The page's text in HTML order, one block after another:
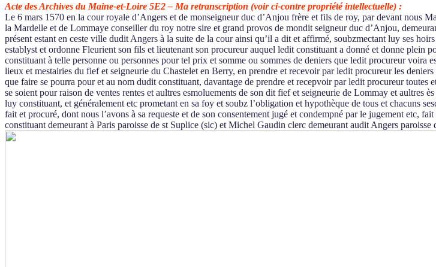
Acte des Archives du Maine-et-Loire 5E2 – Ma retranscription (voir ci-contre propriété intellectuelle) :
Le 6 mars 1570 en la cour royale d’Angers et de monseigneur duc d’Anjou frère et fils de roy, par devant nous
la Mardelle et de Lommaye conseiller du roy notre sire et grand provos de mondit seigneur duc d’Anjou,
présent estant en ceste ville dudit Angers à la suite de la cour ainsi qu’il a dit et affirmé, soubzmectant luy ses
establyst et ordonne Fleurient son fils et lieutenant son procureur auquel ledit constituant a donné et donne plein
constituant à telle personne ou personnes pour tel prix et somme ou sommes de deniers que ledit procureur voira
lieux et mestairies du fief et seigneurie du Chastelet en Berry, en prendre et recevoir par ledit procureur les
que faire se pourra pour et au nom dudit constituant, davantage de prendre et recepvoir par ledit procureur toutes
se soient pour raison de ventes rentes et aultres esmoluements de son dit fief et seigneurie de Lommay et aultres
luy constituant, et généralement etc prometant en sa foy et soubz l’obligation et hypothèque de tous et chacuns
fait et procuré, dont nous l’avons à sa requeste et de son consentement jugé et condempné par le jugement etc,
constituant demeurant à Paris paroisse de st Suplice (sic) et Michel Gaudin clerc demeurant audit Angers